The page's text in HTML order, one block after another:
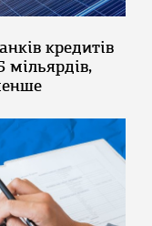
кредитів
мільярдів,